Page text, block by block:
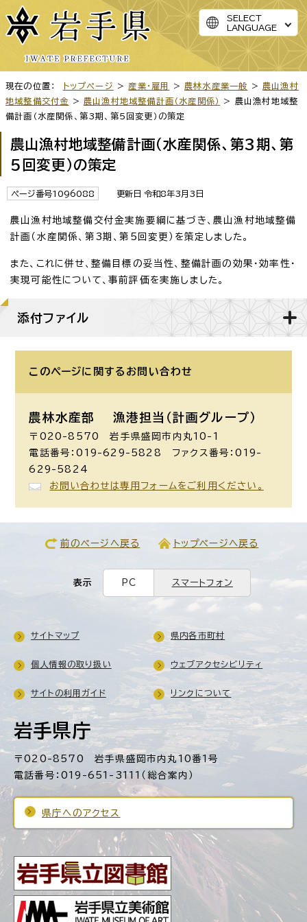
SELECT
LANGUAGE
現在の位置： トップページ > 産業・雇用 > 農林水産業一般 > 農山漁村
地域整備交付金 > 農山漁村地域整備計画（水産関係）
> 農山漁村地域整
備計画（水産関係、第3期、第5回変更）の策定
農山漁村地域整備計画（水産関係、第3期、第
5回変更）の策定
ページ番号1096088 更新日 令和8年3月3日
農山漁村地域整備交付金実施要綱に基づき、農山漁村地域整備
計画（水産関係、第3期、第5回変更）を策定しました。
また、これに併せ、整備目標の妥当性、整備計画の効果・効率性・
実現可能性について、事前評価を実施しました。
添付ファイル
このページに関する お問い合わせ
農林水産部 漁港担当（計画グループ）
〒020-8570 岩手県盛岡市内丸10-1
電話番号：019-629-5828 ファクス番号：019-
629-5824
お問い合わせは専用フォームをご利用ください。
前のページへ戻る トップページへ戻る
表示 PC スマートフォン
岩手県庁
〒020-8570 岩手県盛岡市内丸10番1号
電話番号：019-651-3111（総合案内）
県庁へのアクセス
サイトマップ 県内各市町村
個人情報の取り扱い ウェブアクセシビリティ
サイトの利用ガイド リンクについて